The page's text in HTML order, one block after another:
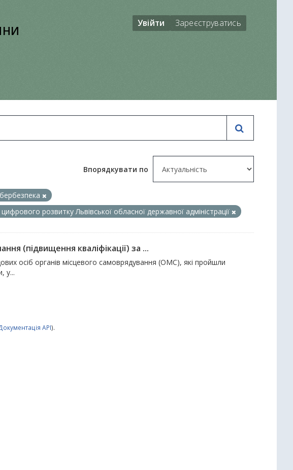
Увійти Зареєструватись
Впорядкувати по
розвитку Львівської обласної державної адміністрації
(підвищення кваліфікації) за ...
осіб органів місцевого самоврядування (ОМС), які пройшли
у...
API).